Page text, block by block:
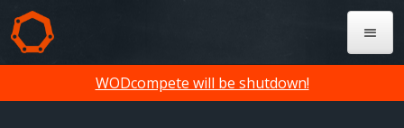
WODcompete will be shutdown!